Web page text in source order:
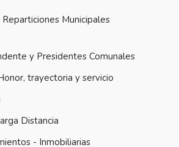
Municipales
y Presidentes Comunales
trayectoria y servicio
Distancia
- Inmobiliarias